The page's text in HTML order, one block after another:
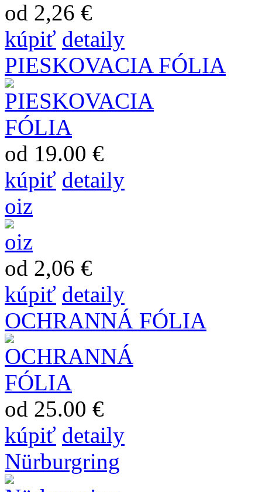
od 2,26 €
kúpiť detaily
PIESKOVACIA FÓLIA
od 19.00 €
kúpiť detaily
oiz
od 2,06 €
kúpiť detaily
OCHRANNÁ FÓLIA
od 25.00 €
kúpiť detaily
Nürburgring